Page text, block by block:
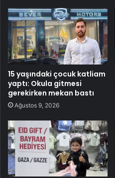
15 yaşındaki çocuk katliam
yaptı: Okula gitmesi
gerekirken mekan bastı
Ağustos 9, 2026